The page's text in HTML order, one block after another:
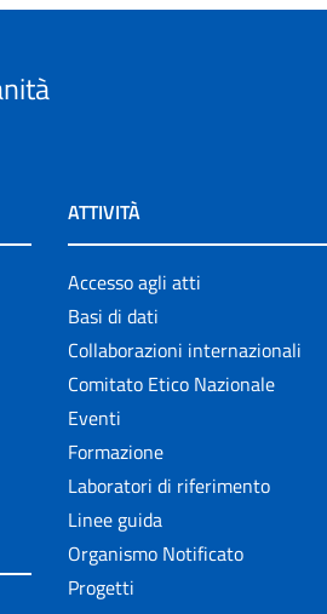
ATTIVITÀ
Accesso agli atti
Basi di dati
Collaborazioni internazionali
Comitato Etico Nazionale
Eventi
Formazione
Laboratori di riferimento
Linee guida
Organismo Notificato
Progetti